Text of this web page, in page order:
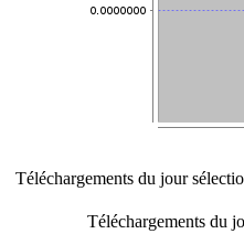
Téléchargements du jour
Téléchargements du